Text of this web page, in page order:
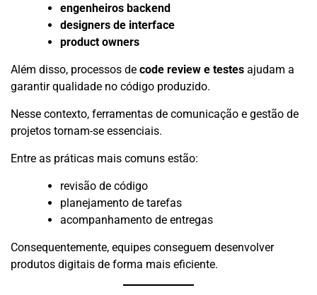
engenheiros backend
designers de interface
product owners
Além disso, processos de code review e testes ajudam a
garantir qualidade no código produzido.
Nesse contexto, ferramentas de comunicação e gestão de
projetos tornam-se essenciais.
Entre as práticas mais comuns estão:
revisão de código
planejamento de tarefas
acompanhamento de entregas
Consequentemente, equipes conseguem desenvolver
produtos digitais de forma mais eficiente.